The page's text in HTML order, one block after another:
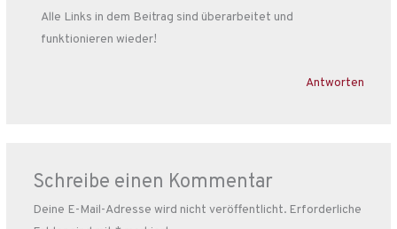
Alle Links in dem Beitrag sind überarbeitet und
funktionieren wieder!
Antworten
Schreibe einen Kommentar
Deine E-Mail-Adresse wird nicht veröffentlicht. Erforderliche